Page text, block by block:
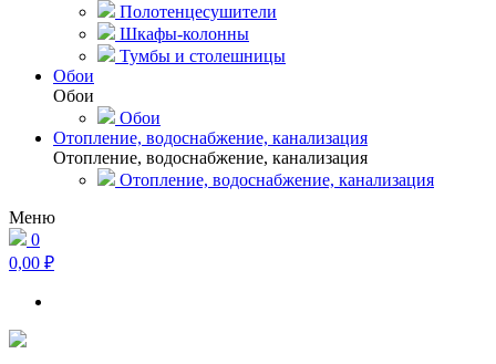
Полотенцесушители
Шкафы-колонны
Тумбы и столешницы
Обои
Обои
Обои
Отопление, водоснабжение, канализация
Отопление, водоснабжение, канализация
Отопление, водоснабжение, канализация
Меню
0
0,00 ₽